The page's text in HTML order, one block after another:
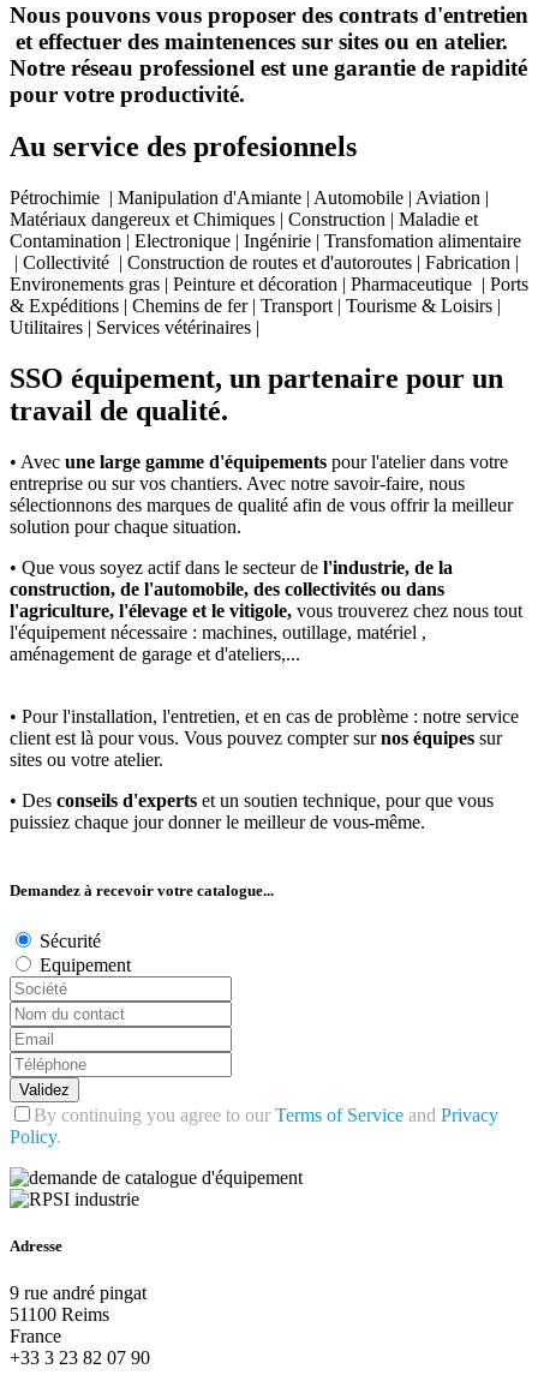
Nous pouvons vous proposer des contrats d'entretien
et effectuer des maintenences sur sites ou en atelier.
Notre réseau professionel est une garantie de rapidité
pour votre productivité.
Au service des profesionnels
Pétrochimie | Manipulation d'Amiante | Automobile | Aviation |
Matériaux dangereux et Chimiques | Construction | Maladie et
Contamination | Electronique | Ingénirie | Transfomation alimentaire
| Collectivité | Construction de routes et d'autoroutes | Fabrication |
Environements gras | Peinture et décoration | Pharmaceutique | Ports
& Expéditions | Chemins de fer | Transport | Tourisme & Loisirs |
Utilitaires | Services vétérinaires |
SSO équipement, un partenaire pour un
travail de qualité.
• Avec une large gamme d'équipements pour l'atelier dans votre
entreprise ou sur vos chantiers. Avec notre savoir-faire, nous
sélectionnons des marques de qualité afin de vous offrir la meilleur
solution pour chaque situation.
• Que vous soyez actif dans le secteur de l'industrie, de la
construction, de l'automobile, des collectivités ou dans
l'agriculture, l'élevage et le vitigole, vous trouverez chez nous tout
l'équipement nécessaire : machines, outillage, matériel ,
aménagement de garage et d'ateliers,...
• Pour l'installation, l'entretien, et en cas de problème : notre service
client est là pour vous. Vous pouvez compter surnos équipes sur
sites ou votre atelier.
• Des conseils d'experts et un soutien technique, pour que vous
puissiez chaque jour donner le meilleur de vous-même.
Demandez à recevoir votre catalogue...
Sécurité
Equipement
Validez
By continuing you agree to our Terms of Service and Privacy
Policy.
Adresse
9 rue andré pingat
51100 Reims
France
+33 3 23 82 07 90